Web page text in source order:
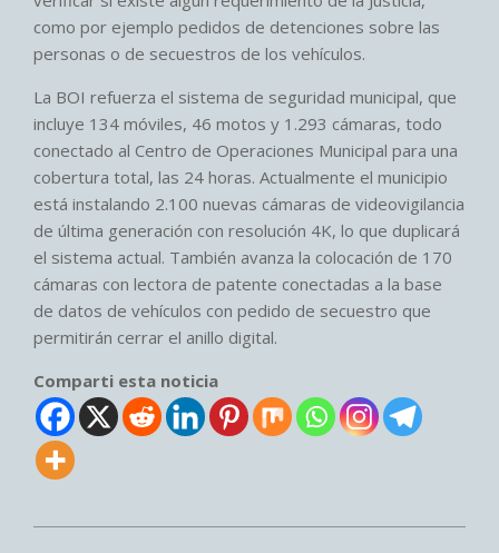
como por ejemplo pedidos de detenciones sobre las
personas o de secuestros de los vehículos.
La BOI refuerza el sistema de seguridad municipal, que
incluye 134 móviles, 46 motos y 1.293 cámaras, todo
conectado al Centro de Operaciones Municipal para una
cobertura total, las 24 horas. Actualmente el municipio
está instalando 2.100 nuevas cámaras de videovigilancia
de última generación con resolución 4K, lo que duplicará
el sistema actual. También avanza la colocación de 170
cámaras con lectora de patente conectadas a la base
de datos de vehículos con pedido de secuestro que
permitirán cerrar el anillo digital.
Comparti esta noticia